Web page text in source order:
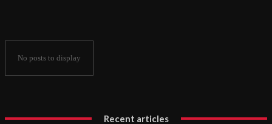
No posts to display
Recent articles